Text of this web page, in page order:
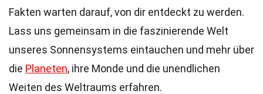
Fakten warten darauf, von dir entdeckt zu werden.
Lass uns gemeinsam in die faszinierende Welt
unseres Sonnensystems eintauchen und mehr über
die Planeten, ihre Monde und die unendlichen
Weiten des Weltraums erfahren.